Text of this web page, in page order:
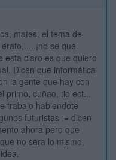
mates, el tema de
se que
esta claro es que quiero
Dicen que informática
la gente que hay con
primo, cuñao, tio ect...
trabajo habiendote
futuristas := dicen
ahora pero que
no sera lo mismo,